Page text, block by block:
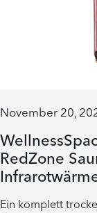
November 20,
RedZone
Ein komplett